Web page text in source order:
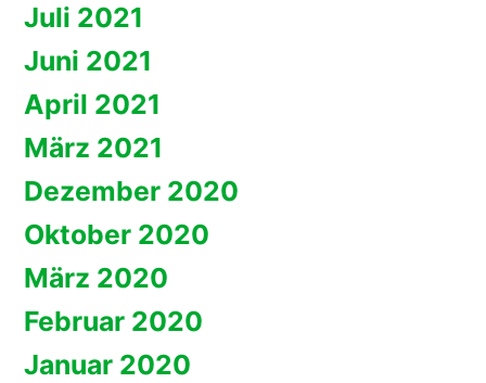
Juli 2021
Juni 2021
April 2021
März 2021
Dezember 2020
Oktober 2020
März 2020
Februar 2020
Januar 2020